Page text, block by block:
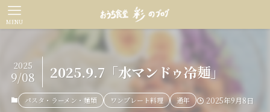
MENU
2025.9.7「水マンドゥ冷麺」
2025
9/08
パスタ・ラーメン・麺類 ワンプレート料理 通年 2025年9月8日